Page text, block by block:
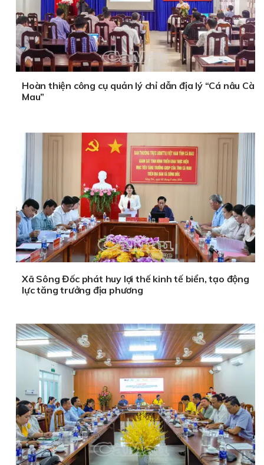
Hoàn thiện công cụ quản lý chỉ dẫn địa lý “Cá nâu Cà
Mau”
Xã Sông Đốc phát huy lợi thế kinh tế biển, tạo động
lực tăng trưởng địa phương